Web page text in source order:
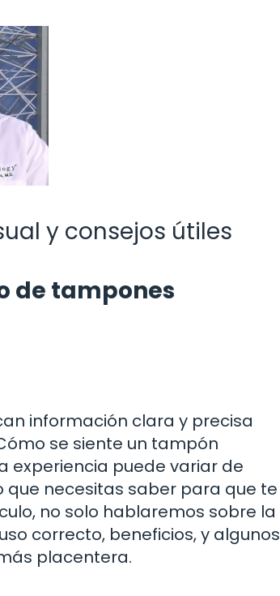
y consejos útiles
de tampones
información clara y precisa
se siente un tampón
experiencia puede variar de
necesitas saber para que te
no solo hablaremos sobre la
correcto, beneficios, y algunos
placentera.